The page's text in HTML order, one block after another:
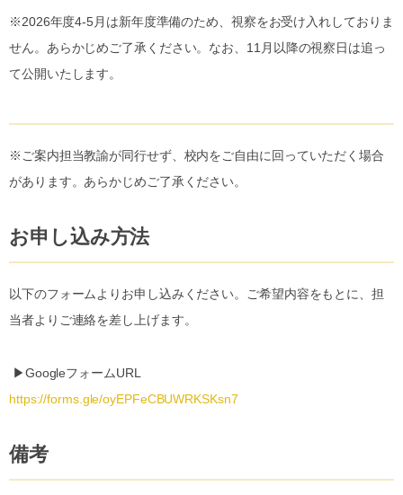
※2026年度4-5月は新年度準備のため、視察をお受け入れしておりま
せん。あらかじめご了承ください。なお、11月以降の視察日は追っ
て公開いたします。
※ご案内担当教諭が同行せず、校内をご自由に回っていただく場合
があります。あらかじめご了承ください。
お申し込み方法
以下のフォームよりお申し込みください。ご希望内容をもとに、担
当者よりご連絡を差し上げます。
▶︎GoogleフォームURL
https://forms.gle/oyEPFeCBUWRKSKsn7
備考